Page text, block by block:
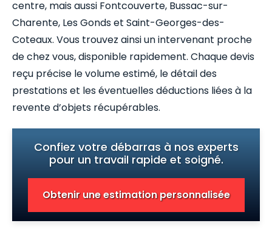
centre, mais aussi Fontcouverte, Bussac-sur-
Charente, Les Gonds et Saint-Georges-des-
Coteaux. Vous trouvez ainsi un intervenant proche
de chez vous, disponible rapidement. Chaque devis
reçu précise le volume estimé, le détail des
prestations et les éventuelles déductions liées à la
revente d’objets récupérables.
Confiez votre débarras à nos experts
pour un travail rapide et soigné.
Obtenir une estimation personnalisée